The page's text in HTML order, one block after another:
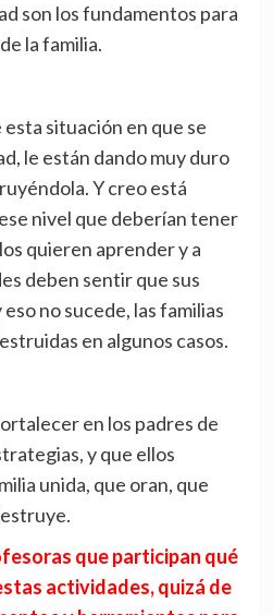
son los fundamentos para
la familia.
situación en que se
le están dando muy duro
Y creo está
nivel que deberían tener
quieren aprender y a
deben sentir que sus
no sucede, las familias
en algunos casos.
en los padres de
y que ellos
unida, que oran, que
que participan qué
actividades, quizá de